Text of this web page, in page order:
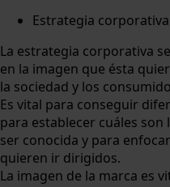
Estrategia corporativa
La estrategia corporativa
en la imagen que ésta
la sociedad y los
Es vital para conseguir
para establecer cuáles
ser conocida y para
quieren ir dirigidos.
La imagen de la marca es